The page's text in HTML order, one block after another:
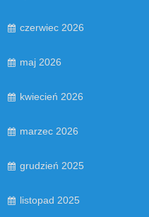
czerwiec 2026
maj 2026
kwiecień 2026
marzec 2026
grudzień 2025
listopad 2025